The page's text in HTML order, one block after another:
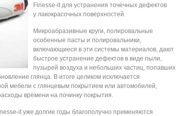
Finesse-it для устранения точечных дефектов
у лакокрасочных поверхностей.
Микроабразивные круги, полировальные
особенные пасты и полировальники,
включающиеся в эти системы материалов, дают
быстрое устранение дефектов в виде пыли,
пузырей воздуха и небольших частиц, попавших
глянца. В итоге целиком исключается
мебели с глянцевым покрытием или автомобилей,
времени на починку покрытия.
it уже долгие годы благополучно применяются